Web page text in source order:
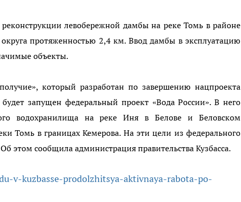
левобережной дамбы на реке Томь в районе
протяженностью 2,4 км. Ввод дамбы в эксплуатацию
объекты.
который разработан по завершению нацпроекта
запущен федеральный проект «Вода России». В него
водохранилища на реке Иня в Белове и Беловском
Томь в границах Кемерова. На эти цели из федерального
Об этом сообщила администрация правительства Кузбасса.
v-kuzbasse-prodolzhitsya-aktivnaya-rabota-po-